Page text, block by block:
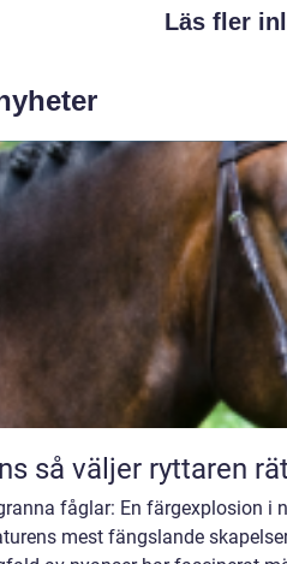
Läs fler
Träns så väljer
fåglar: En färgexplosion i
mest fängslande